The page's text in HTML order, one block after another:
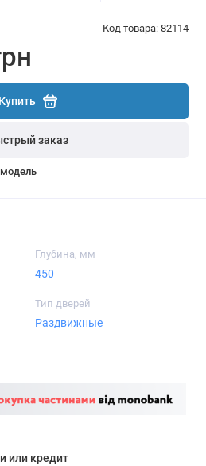
Код товара: 82114
Купить
заказ
Глубина, мм
450
Тип дверей
Раздвижные
или кредит